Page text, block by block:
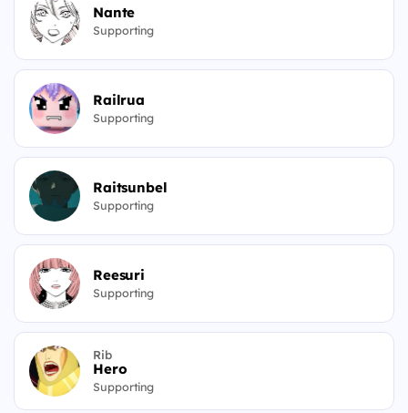
Nante
Supporting
Railrua
Supporting
Raitsunbel
Supporting
Reesuri
Supporting
Rib
Hero
Supporting